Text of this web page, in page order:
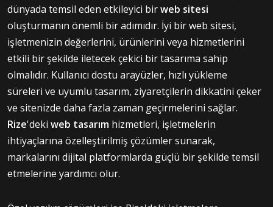
dünyada temsil eden etkileyici birweb sitesi
oluşturmanın önemli bir adımıdır. İyi bir web sitesi,
işletmenizin değerlerini, ürünlerini veya hizmetlerini
etkili bir şekilde iletecek çekici bir tasarıma sahip
olmalıdır. Kullanıcı dostu arayüzler, hızlı yükleme
süreleri ve uyumlu tasarım, ziyaretçilerin dikkatini çeker
ve sitenizde daha fazla zaman geçirmelerini sağlar.
Rize'deki web tasarım hizmetleri, işletmelerin
ihtiyaçlarına özelleştirilmiş çözümler sunarak,
markalarını dijital platformlarda güçlü bir şekilde temsil
etmelerine yardımcı olur.